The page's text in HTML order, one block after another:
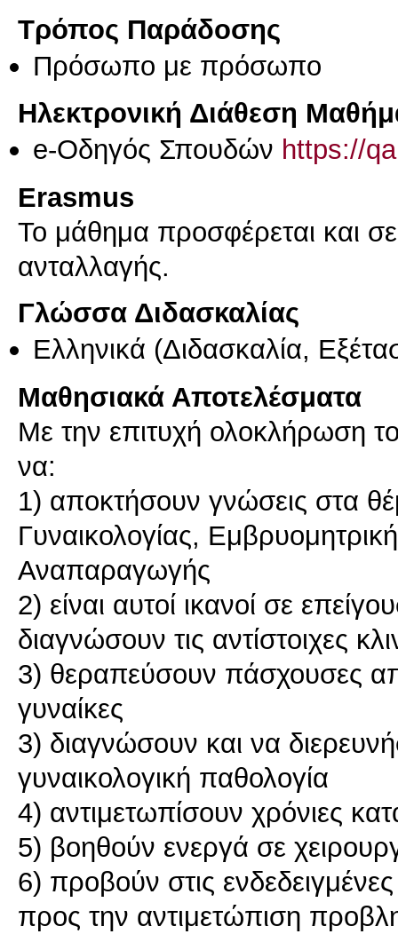
Τρόπος Παράδοσης
Πρόσωπο με πρόσωπο
Ηλεκτρονική Διάθεση
e-Οδηγός Σπουδών https://
Erasmus
Το μάθημα προσφέρεται και
ανταλλαγής.
Γλώσσα Διδασκαλίας
Ελληνικά (Διδασκαλία,
Μαθησιακά Αποτελέσματα
Με την επιτυχή ολοκλήρωση
να:
1) αποκτήσουν γνώσεις στα
Γυναικολογίας,
Αναπαραγωγής
2) είναι αυτοί ικανοί σε
διαγνώσουν τις αντίστοιχες
3) θεραπεύσουν πάσχουσες
γυναίκες
3) διαγνώσουν και να
γυναικολογική παθολογία
4) αντιμετωπίσουν χρόνιες
5) βοηθούν ενεργά σε
6) προβούν στις
προς την αντιμετώπιση